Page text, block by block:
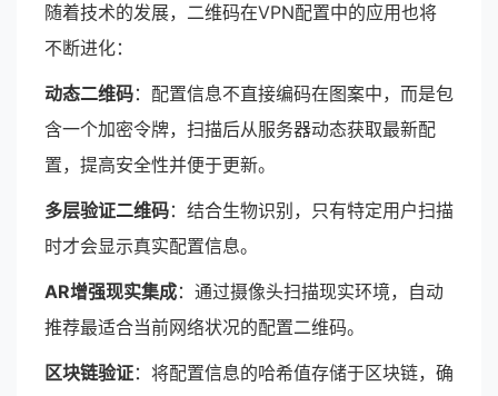
随着技术的发展，二维码在VPN配置中的应用也将
不断进化：
动态二维码：配置信息不直接编码在图案中，而是包
含一个加密令牌，扫描后从服务器动态获取最新配
置，提高安全性并便于更新。
多层验证二维码：结合生物识别，只有特定用户扫描
时才会显示真实配置信息。
AR增强现实集成：通过摄像头扫描现实环境，自动
推荐最适合当前网络状况的配置二维码。
区块链验证：将配置信息的哈希值存储于区块链，确